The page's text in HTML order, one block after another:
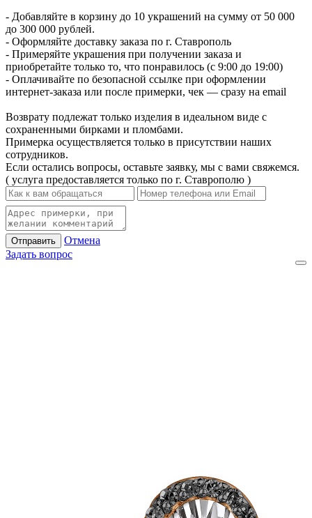
- Добавляйте в корзину до 10 украшений на сумму от 50 000
до 300 000 рублей.
- Оформляйте доставку заказа по г. Ставрополь
- Примеряйте украшения при получении заказа и
приобретайте только то, что понравилось (с 9:00 до 19:00)
- Оплачивайте по безопасной ссылке при оформлении
интернет-заказа или после примерки, чек — сразу на email
Возврату подлежат только изделия в идеальном виде с
сохраненными бирками и пломбами.
Примерка осуществляется только в присутствии наших
сотрудников.
Если остались вопросы, оставьте заявку, мы с вами свяжемся.
( услуга предоставляется только по г. Ставрополю )
Отправить
Отмена
Задать вопрос